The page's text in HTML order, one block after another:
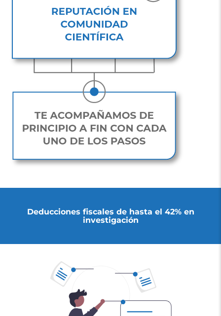
Deducciones fiscales de hasta el 42% en
investigación